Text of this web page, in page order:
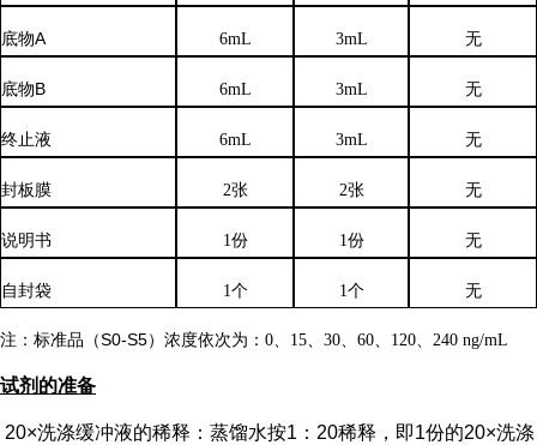
底物A 6mL 3mL 无
底物B 6mL 3mL 无
终止液 6mL 3mL 无
封板膜 2张 2张 无
说明书 1份 1份 无
自封袋 1个 1个 无
注：标准品（S0-S5）浓度依次为： 0、15、30、60、120、240 ng/mL
试剂的准备
20×洗涤缓冲液的稀释：蒸馏水按1：20稀释，即1份的20×洗涤